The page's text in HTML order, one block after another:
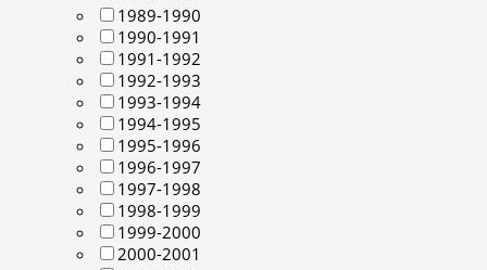
1989-1990
1990-1991
1991-1992
1992-1993
1993-1994
1994-1995
1995-1996
1996-1997
1997-1998
1998-1999
1999-2000
2000-2001